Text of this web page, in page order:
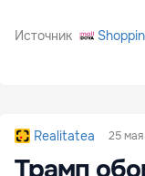
Источник
Realitatea 25 мая